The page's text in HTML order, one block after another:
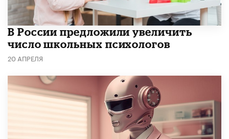
В России предложили увеличить
число школьных психологов
20 АПРЕЛЯ